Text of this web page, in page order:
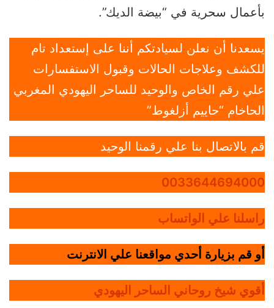
بأعمال سحرية في “بيضة الديك”.
يسعدنا أن نعلن لسيادتكم أننا على إستعداد تام
للكشف وعلاجات الحالات وقبول الاستفسارات
علي رقم الخاص والوحيد للساحر اليهودي المغربي
الحاخام “حاييم أزلغوط”
قم بالاتصال بنا علي رقمنا الوحيد
0033644694000
راسلنا علي الواتساب
أو قم بزيارة أحدي مواقعنا علي الانترنت
أقوي شيخ روحاني الساحر اليهودي